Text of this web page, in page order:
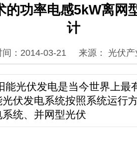
的功率电感5kW离网
计
间：2014-03-21 来源： 光伏
能光伏发电是当今世界上最
伏发电系统按照系统运行
统、并网型光伏